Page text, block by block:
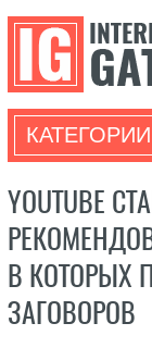
КАТЕГОРИИ
YOUTUBE
В КОТОРЫХ
ЗАГОВОРОВ